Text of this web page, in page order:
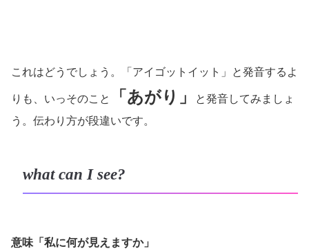
これはどうでしょう。「アイゴットイット」と発音するよ
りも、いっそのこと 「あがり」
と発音してみましょ
う。伝わり方が段違いです。
what can I see?
意味「私に何が見えますか」